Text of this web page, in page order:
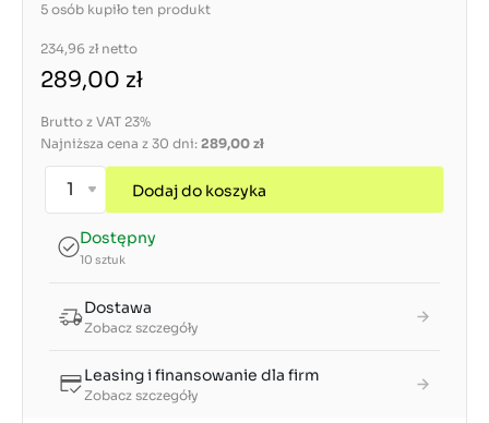
5 osób kupiło ten produkt
234,96 zł netto
289,00 zł
Brutto z VAT 23%
Najniższa cena z 30 dni: 289,00 zł
Dodaj do koszyka
Dostępny
10 sztuk
Dostawa
Zobacz szczegóły
Leasing i finansowanie dla firm
Zobacz szczegóły